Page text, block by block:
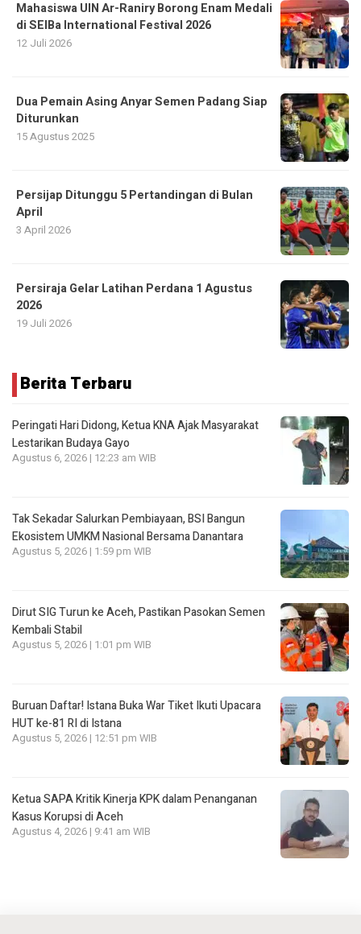
Mahasiswa UIN Ar-Raniry Borong Enam Medali
di SEIBa International Festival 2026
12 Juli 2026
Dua Pemain Asing Anyar Semen Padang Siap
Diturunkan
15 Agustus 2025
Persijap Ditunggu 5 Pertandingan di Bulan
April
3 April 2026
Persiraja Gelar Latihan Perdana 1 Agustus
2026
19 Juli 2026
Berita Terbaru
Peringati Hari Didong, Ketua KNA Ajak Masyarakat
Lestarikan Budaya Gayo
Agustus 6, 2026 | 12:23 am WIB
Tak Sekadar Salurkan Pembiayaan, BSI Bangun
Ekosistem UMKM Nasional Bersama Danantara
Agustus 5, 2026 | 1:59 pm WIB
Dirut SIG Turun ke Aceh, Pastikan Pasokan Semen
Kembali Stabil
Agustus 5, 2026 | 1:01 pm WIB
Buruan Daftar! Istana Buka War Tiket Ikuti Upacara
HUT ke-81 RI di Istana
Agustus 5, 2026 | 12:51 pm WIB
Ketua SAPA Kritik Kinerja KPK dalam Penanganan
Kasus Korupsi di Aceh
Agustus 4, 2026 | 9:41 am WIB